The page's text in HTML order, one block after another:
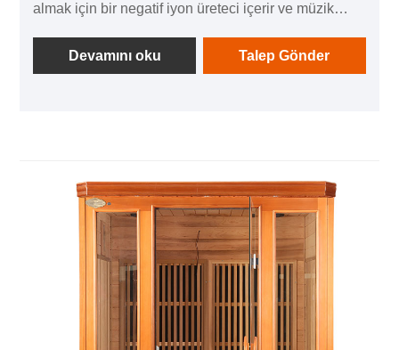
almak için bir negatif iyon üreteci içerir ve müzik
kullandıktan sonra, kullanıcılar yorgunluktan
kurtulma ve canlandırıcı bir evde sağlık deneyimi
Devamını oku Talep Gönder